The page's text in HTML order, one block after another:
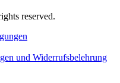
reserved.
und Widerrufsbelehrung